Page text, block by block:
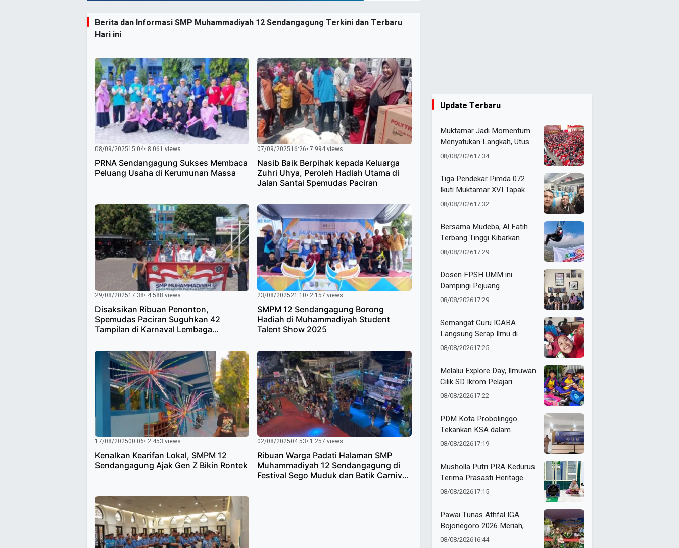
Berita dan Informasi SMP Muhammadiyah 12 Sendangagung Terkini dan Terbaru
Hari ini
08/09/202515:04• 8.061 views
PRNA Sendangagung Sukses Membaca
Peluang Usaha di Kerumunan Massa
07/09/202516:26• 7.994 views
Nasib Baik Berpihak kepada Keluarga
Zuhri Uhya, Peroleh Hadiah Utama di
Jalan Santai Spemudas Paciran
29/08/202517:38• 4.588 views
Disaksikan Ribuan Penonton,
Spemudas Paciran Suguhkan 42
Tampilan di Karnaval Lembaga
23/08/202521:10• 2.157 views
SMPM 12 Sendangagung Borong
Hadiah di Muhammadiyah Student
Talent Show 2025
17/08/202500:06• 2.453 views
Kenalkan Kearifan Lokal, SMPM 12
Sendangagung Ajak Gen Z Bikin Rontek
02/08/202504:53• 1.257 views
Ribuan Warga Padati Halaman SMP
Muhammadiyah 12 Sendangagung di
Festival Sego Muduk dan Batik Carnival
Update Terbaru
Muktamar Jadi Momentum
Menyatukan Langkah, Utusan
Pimda 072 Probolinggo
Suci
08/08/202617:34
Tiga Pendekar Pimda 072
Ikuti Muktamar XVI Tapak
Suci di Semarang, Bawa
08/08/202617:32
Bersama Mudeba, Al Fatih
Terbang Tinggi Kibarkan
Giant Flag di Langit Kota
08/08/202617:29
Dosen FPSH UMM ini
Dampingi Pejuang
Kesetaraan Bali Lewat
08/08/202617:29
Semangat Guru IGABA
Langsung Serap Ilmu di
Workshop Jurnalistik Digital
08/08/202617:25
Melalui Explore Day, Ilmuwan
Cilik SD Ikrom Pelajari
Perubahan Energi dan Kelola
08/08/202617:22
PDM Kota Probolinggo
Tekankan KSA dalam
Pelatihan Jurnalistik Digital
08/08/202617:19
Musholla Putri PRA Kedurus
Terima Prasasti Heritage
Muhammadiyah, Jadi
dan Amal Saleh
08/08/202617:15
Pawai Tunas Athfal IGA
Bojonegoro 2026 Meriah,
Semarakkan Semangat Anak
08/08/202616:44